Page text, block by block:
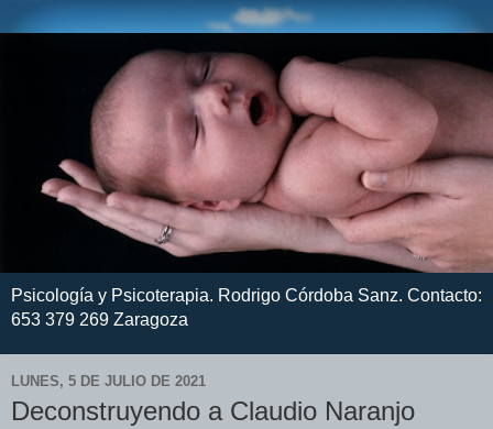
Psicología y Psicoterapia. Rodrigo Córdoba Sanz. Contacto:
653 379 269 Zaragoza
LUNES, 5 DE JULIO DE 2021
Deconstruyendo a Claudio Naranjo